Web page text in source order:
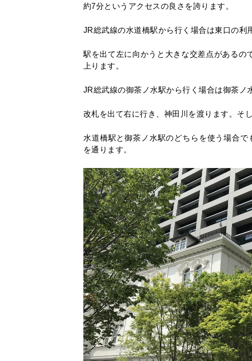
約7分というアクセスの良さを誇ります。
JR総武線の水道橋駅から行く場合は東口の利
駅を出て左に向かうと大きな交差点があるの
上ります。
JR総武線の御茶ノ水駅から行く場合は御茶ノ
改札を出て右に行き、神田川を渡ります。そ
水道橋駅と御茶ノ水駅のどちらを使う場合
を通ります。